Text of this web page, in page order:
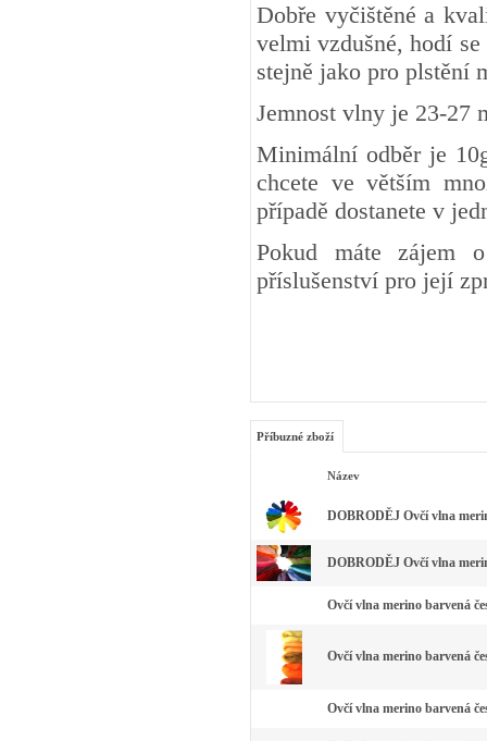
Dobře vyčištěné a
velmi vzdušné, hodí
stejně jako pro plstění
Jemnost vlny je 23-27
Minimální odběr je
chcete ve větším
případě dostanete v
Pokud máte zájem
příslušenství pro její
Příbuzné zboží
Název
DOBRODĚJ Ovčí vlna
DOBRODĚJ Ovčí vlna
Ovčí vlna merino barvená
Ovčí vlna merino barvená
Ovčí vlna merino barvená